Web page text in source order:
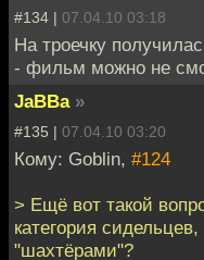
#134 | 07.04.10 03:18
На троечку
- фильм можно не
JaBBa »
#135 | 07.04.10 03:20
Кому: Goblin, #124
> Ещё вот такой
категория
"шахтёрами"?